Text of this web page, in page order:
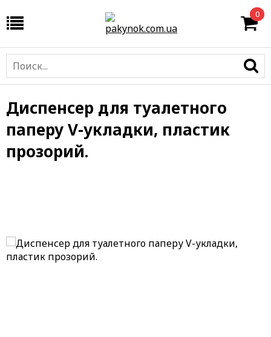
0
Диспенсер для туалетного
паперу V-укладки, пластик
прозорий.